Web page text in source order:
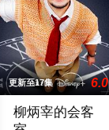
更新至17集 6.0
柳炳宰的会客